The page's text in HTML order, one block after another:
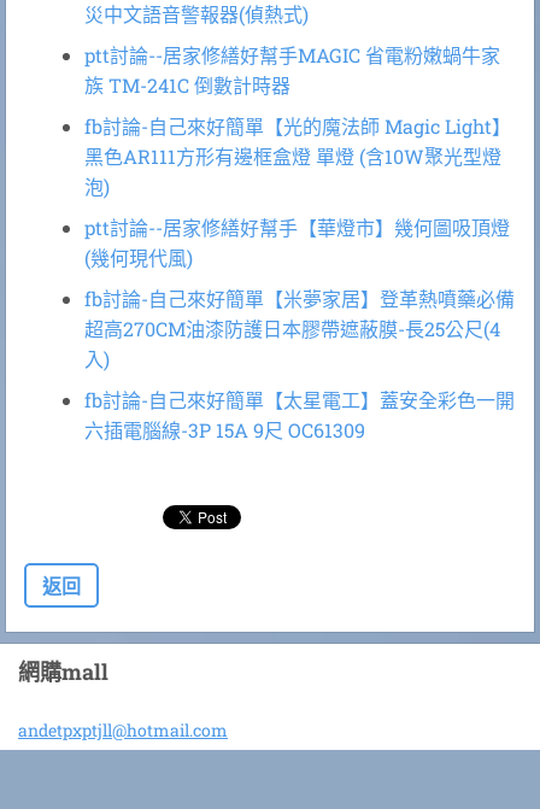
災中文語音警報器(偵熱式)
ptt討論--居家修繕好幫手MAGIC 省電粉嫩蝸牛家
族 TM-241C 倒數計時器
fb討論-自己來好簡單【光的魔法師 Magic Light】
黑色AR111方形有邊框盒燈 單燈 (含10W聚光型燈
泡)
ptt討論--居家修繕好幫手【華燈市】幾何圖吸頂燈
(幾何現代風)
fb討論-自己來好簡單【米夢家居】登革熱噴藥必備
超高270CM油漆防護日本膠帶遮蔽膜-長25公尺(4
入)
fb討論-自己來好簡單【太星電工】蓋安全彩色一開
六插電腦線-3P 15A 9尺 OC61309
返回
網購mall
andetpxptjll@hotmail.com